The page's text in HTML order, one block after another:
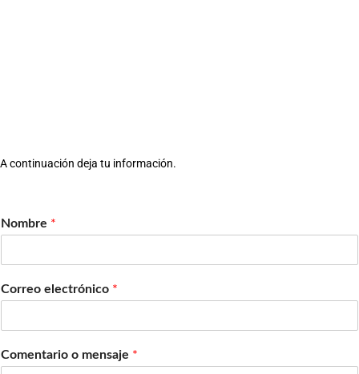
A continuación deja tu información.
Nombre *
Correo electrónico *
Comentario o mensaje *